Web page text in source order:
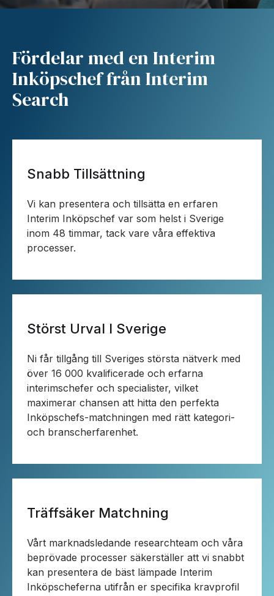
Fördelar med en Interim
Inköpschef från Interim
Search
Snabb Tillsättning
Vi kan presentera och tillsätta en erfaren
Interim Inköpschef var som helst i Sverige
inom 48 timmar, tack vare våra effektiva
processer.
Störst Urval I Sverige
Ni får tillgång till Sveriges största nätverk med
över 16 000 kvalificerade och erfarna
interimschefer och specialister, vilket
maximerar chansen att hitta den perfekta
Inköpschefs-matchningen med rätt kategori-
och branscherfarenhet.
Träffsäker Matchning
Vårt marknadsledande researchteam och våra
beprövade processer säkerställer att vi snabbt
kan presentera de bäst lämpade Interim
Inköpscheferna utifrån er specifika kravprofil